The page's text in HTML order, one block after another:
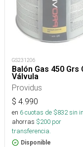
GS231206
Balón Gas 450 Grs
Válvula
Providus
$ 4.990
en 6cuotas de $832sin
ahorras $200 por
transferencia.
Disponible